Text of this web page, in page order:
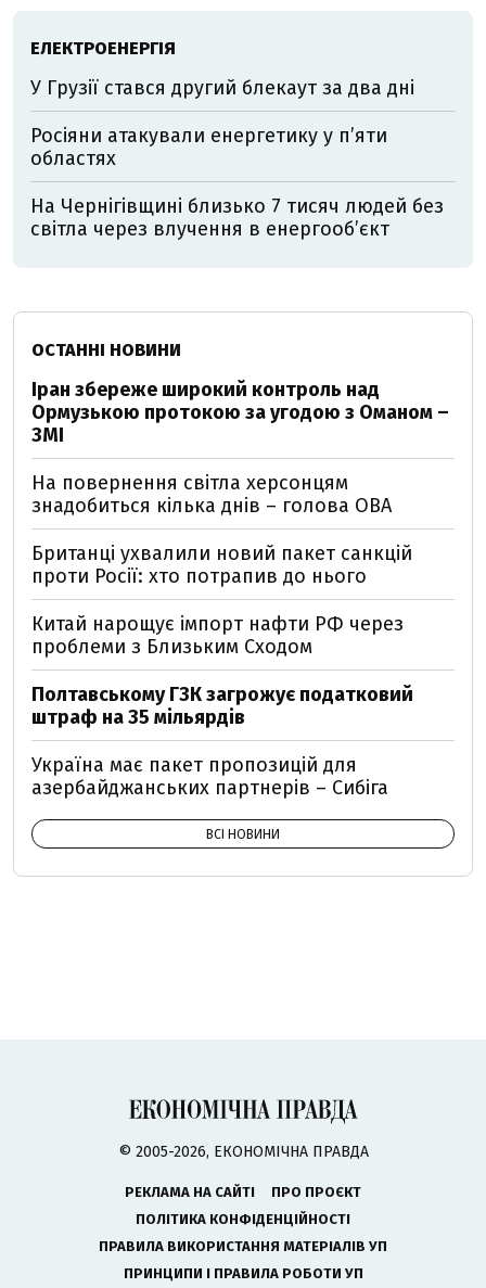
ЕЛЕКТРОЕНЕРГІЯ
У Грузії стався другий блекаут за два дні
Росіяни атакували енергетику у пʼяти
областях
На Чернігівщині близько 7 тисяч людей без
світла через влучення в енергообʼєкт
ОСТАННІ НОВИНИ
Іран збереже широкий контроль над
Ормузькою протокою за угодою з Оманом –
ЗМІ
На повернення світла херсонцям
знадобиться кілька днів – голова ОВА
Британці ухвалили новий пакет санкцій
проти Росії: хто потрапив до нього
Китай нарощує імпорт нафти РФ через
проблеми з Близьким Сходом
Полтавському ГЗК загрожує податковий
штраф на 35 мільярдів
Україна має пакет пропозицій для
азербайджанських партнерів – Сибіга
ВСІ НОВИНИ
© 2005-2026, ЕКОНОМІЧНА ПРАВДА
РЕКЛАМА НА САЙТІ
ПРО ПРОЄКТ
ПОЛІТИКА КОНФІДЕНЦІЙНОСТІ
ПРАВИЛА ВИКОРИСТАННЯ МАТЕРІАЛІВ УП
ПРИНЦИПИ І ПРАВИЛА РОБОТИ УП